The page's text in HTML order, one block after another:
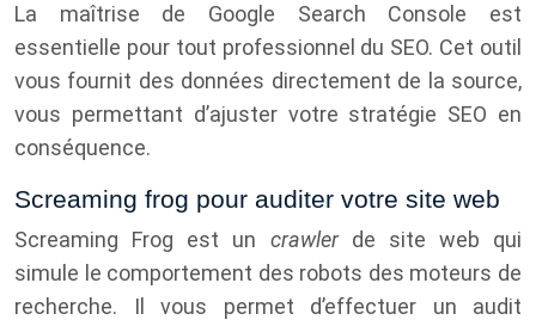
La maîtrise de Google Search Console est
essentielle pour tout professionnel du SEO. Cet outil
vous fournit des données directement de la source,
vous permettant d’ajuster votre stratégie SEO en
conséquence.
Screaming frog pour auditer votre site web
Screaming Frog est un crawler de site web qui
simule le comportement des robots des moteurs de
recherche. Il vous permet d’effectuer un audit